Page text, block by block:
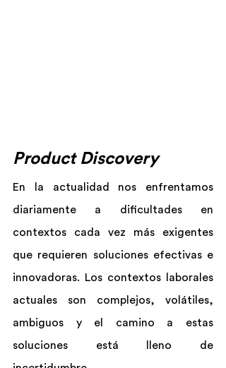
Product Discovery
En la actualidad nos enfrentamos
diariamente a dificultades en
contextos cada vez más exigentes
que requieren soluciones efectivas e
innovadoras. Los contextos laborales
actuales son complejos, volátiles,
ambiguos y el camino a estas
soluciones está lleno de